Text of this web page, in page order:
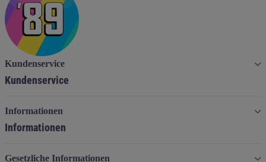
Kundenservice
Kundenservice
Informationen
Informationen
Gesetzliche Informationen